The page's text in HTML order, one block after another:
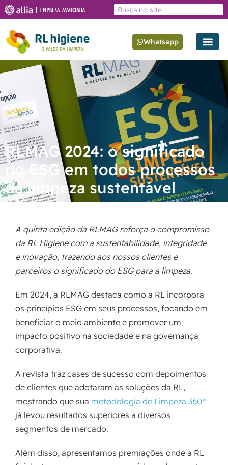
Whatsapp
RLMAG 2024: o significado
do ESG em todos processos
da limpeza sustentável
A quinta edição da RLMAG reforça o compromisso
da RL Higiene com a sustentabilidade, integridade
e inovação, trazendo aos nossos clientes e
parceiros o significado do ESG para a limpeza.
Em 2024, a RLMAG destaca como a RL incorpora
os princípios ESG em seus processos, focando em
beneficiar o meio ambiente e promover um
impacto positivo na sociedade e na governança
corporativa.
A revista traz cases de sucesso com depoimentos
de clientes que adotaram as soluções da RL,
mostrando que sua metodologia de Limpeza 360°
já levou resultados superiores a diversos
segmentos de mercado.
Além disso, apresentamos premiações onde a RL